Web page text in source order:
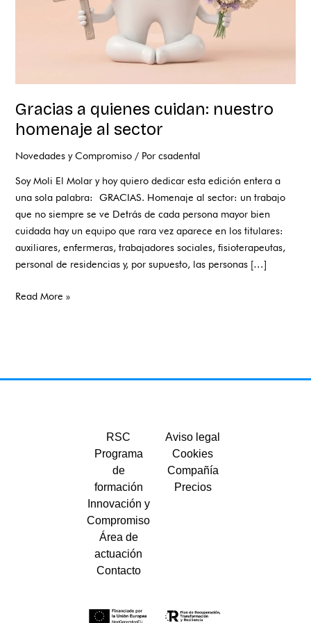
Gracias a quienes cuidan: nuestro
homenaje al sector
Novedades y Compromiso / Porcsadental
Soy Moli El Molar y hoy quiero dedicar esta edición entera a
una sola palabra: GRACIAS. Homenaje al sector: un trabajo
que no siempre se ve Detrás de cada persona mayor bien
cuidada hay un equipo que rara vez aparece en los titulares:
auxiliares, enfermeras, trabajadores sociales, fisioterapeutas,
personal de residencias y, por supuesto, las personas […]
Read More »
RSC
Programa
de
formación
Innovación y
Compromiso
Área de
actuación
Contacto
Aviso legal
Cookies
Compañía
Precios